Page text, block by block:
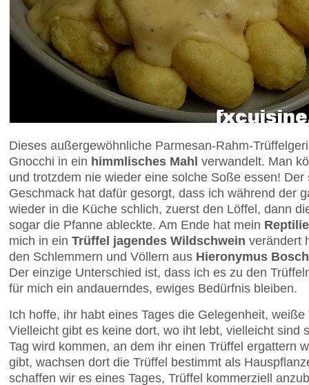
Dieses außergewöhnliche Parmesan-Rahm-
Gnocchi in ein himmlisches Mahl verwandelt. Man
und trotzdem nie wieder eine solche Soße essen! Der
Geschmack hat dafür gesorgt, dass ich während der
wieder in die Küche schlich, zuerst den Löffel, dann
sogar die Pfanne ableckte. Am Ende hat mein
mich in ein Trüffel jagendes Wildschwein verändert
den Schlemmern und Völlern aus Hieronymus
Der einzige Unterschied ist, dass ich es zu den
für mich ein andauerndes, ewiges Bedürfnis bleiben.
Ich hoffe, ihr habt eines Tages die Gelegenheit,
Vielleicht gibt es keine dort, wo iht lebt, vielleicht sind
Tag wird kommen, an dem ihr einen Trüffel ergattern
gibt, wachsen dort die Trüffel bestimmt als
schaffen wir es eines Tages, Trüffel kommerziell